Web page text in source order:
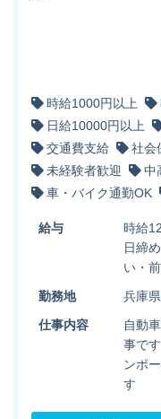
時給1000円以上
日給10000円以上
交通費支給
社会
未経験者歓迎
中
車・バイク通勤OK
給与
時給
日締
い・
勤務地
兵庫
仕事内容
自動
事で
ンポ
す